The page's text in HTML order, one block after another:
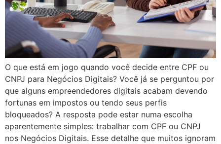
O que está em jogo quando você decide entre CPF ou
CNPJ para Negócios Digitais? Você já se perguntou por
que alguns empreendedores digitais acabam devendo
fortunas em impostos ou tendo seus perfis
bloqueados? A resposta pode estar numa escolha
aparentemente simples: trabalhar com CPF ou CNPJ
nos Negócios Digitais. Esse detalhe que muitos ignoram